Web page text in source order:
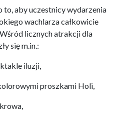
aby uczestnicy wydarzenia
wachlarza całkowicie
licznych atrakcji dla
się m.in.:
iluzji,
proszkami Holi,